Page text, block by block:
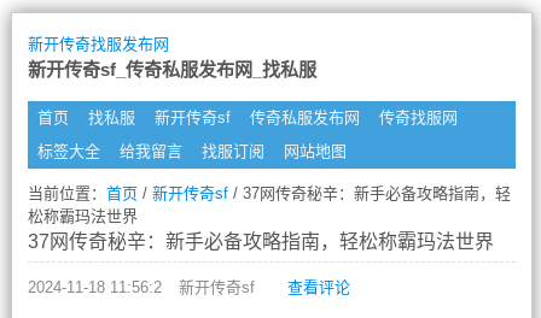
新开传奇找服发布网
新开传奇sf_传奇私服发布网_找私服
首页 找私服 新开传奇sf 传奇私服发布网
传奇找服网
标签大全
给我留言 找服订阅 网站地图
当前位置： 首页/ 新开传奇sf/ 37网传奇秘辛：新手必备攻略指南，轻
松称霸玛法世界
37网传奇秘辛：新手必备攻略指南，轻松称霸玛法世界
2024-11-18 11:56:2 新开传奇sf 查看评论